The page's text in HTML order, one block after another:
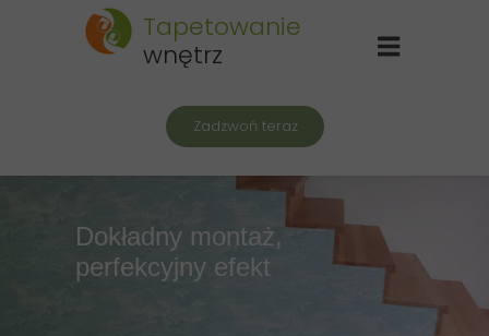
Zadzwoń teraz
Tapetowanie
wnętrz
Dokładny montaż,
perfekcyjny efekt